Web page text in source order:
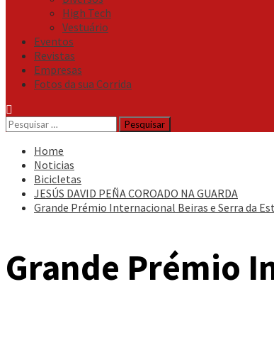
High Tech
Vestuário
Eventos
Revistas
Empresas
Fotos da sua Corrida
Pesquisar
por:
Home
Noticias
Bicicletas
JESÚS DAVID PEÑA COROADO NA GUARDA
Grande Prémio Internacional Beiras e Serra da
Grande Prémio